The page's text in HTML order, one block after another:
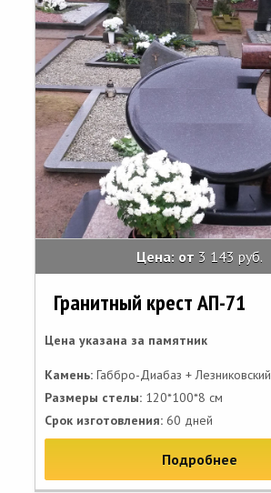
Цена: от 3 143 руб.
Гранитный крест АП-71
Цена указана за памятник
Камень: Габбро-Диабаз + Лезниковский
Размеры стелы: 120*100*8 см
Срок изготовления: 60 дней
Подробнее